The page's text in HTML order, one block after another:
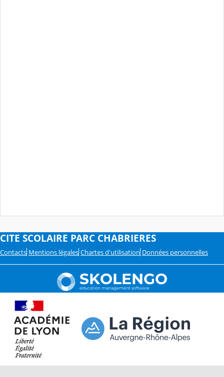
CITE SCOLAIRE PARC CHABRIERES
Contacts Mentions légales Chartes d'utilisation Données personnelles